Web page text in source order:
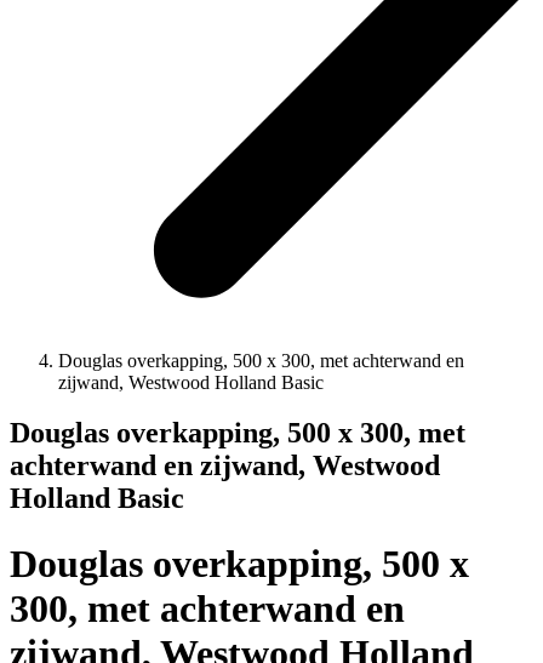
Douglas overkapping, 500 x 300, met achterwand en
zijwand, Westwood Holland Basic
Douglas overkapping, 500 x 300, met
achterwand en zijwand, Westwood
Holland Basic
Douglas overkapping, 500 x
300, met achterwand en
zijwand, Westwood Holland